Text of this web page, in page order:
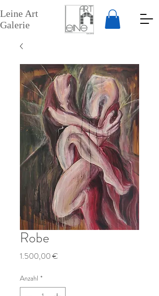
Leine Art
Galerie
Robe
1.500,00 €
Anzahl *